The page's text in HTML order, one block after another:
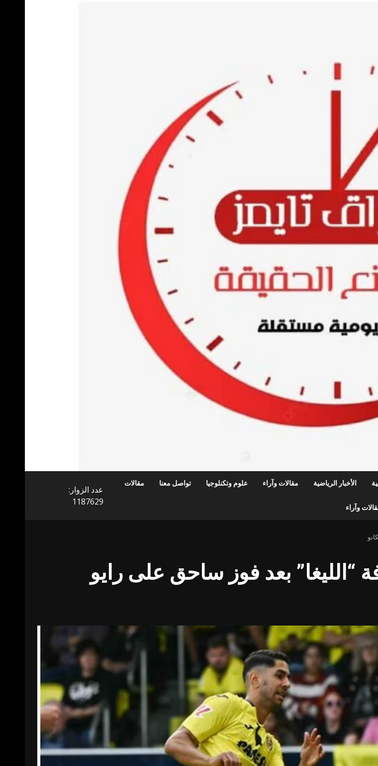
الأخبار الرياضية مقالات وآراء علوم وتكنلوجيا تواصل معنا مقالات
وآراء
عدد الزوار:
1187629
“الليغا” بعد فوز ساحق على رايو